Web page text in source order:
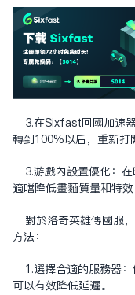
3.在Sixfast回国加速
转到100%以后，重新打
3.游戏内设置优化：
适当降低画面质量和特
对于洛奇英雄传国服
方法：
1.选择合适的服务器
可以有效降低延迟。